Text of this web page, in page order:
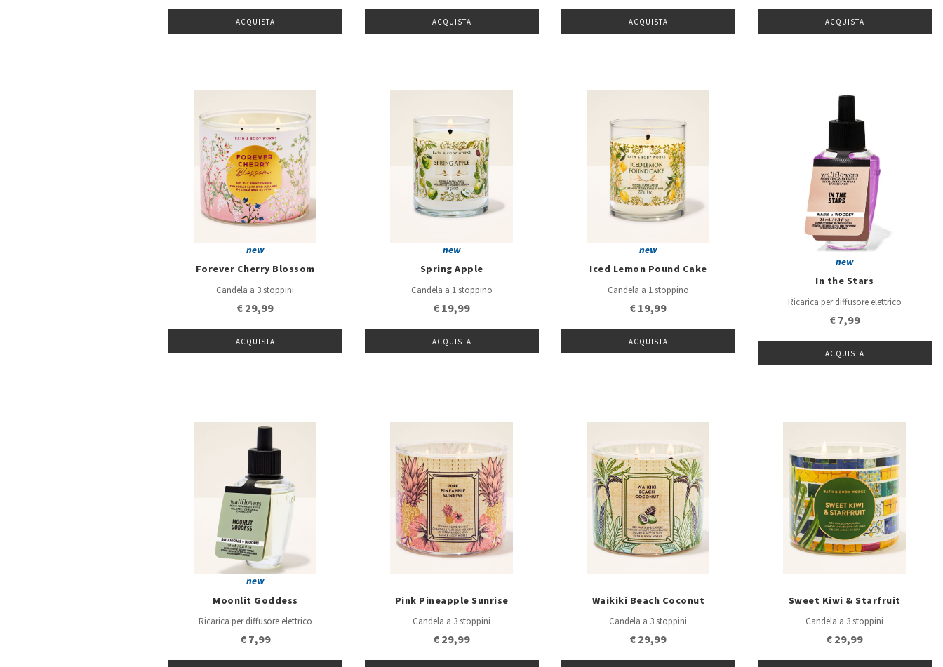
ACQUISTA ACQUISTA ACQUISTA ACQUISTA
new
Forever Cherry Blossom
Candela a 3 stoppini
€ 29,99
ACQUISTA
new
Spring Apple
Candela a 1 stoppino
€ 19,99
ACQUISTA
new
Iced Lemon Pound Cake
Candela a 1 stoppino
€ 19,99
ACQUISTA
new
In the Stars
Ricarica per diffusore elettrico
€ 7,99
ACQUISTA
new
Moonlit Goddess
Ricarica per diffusore elettrico
€ 7,99
Pink Pineapple Sunrise
Candela a 3 stoppini
€ 29,99
Waikiki Beach Coconut
Candela a 3 stoppini
€ 29,99
Sweet Kiwi & Starfruit
Candela a 3 stoppini
€ 29,99